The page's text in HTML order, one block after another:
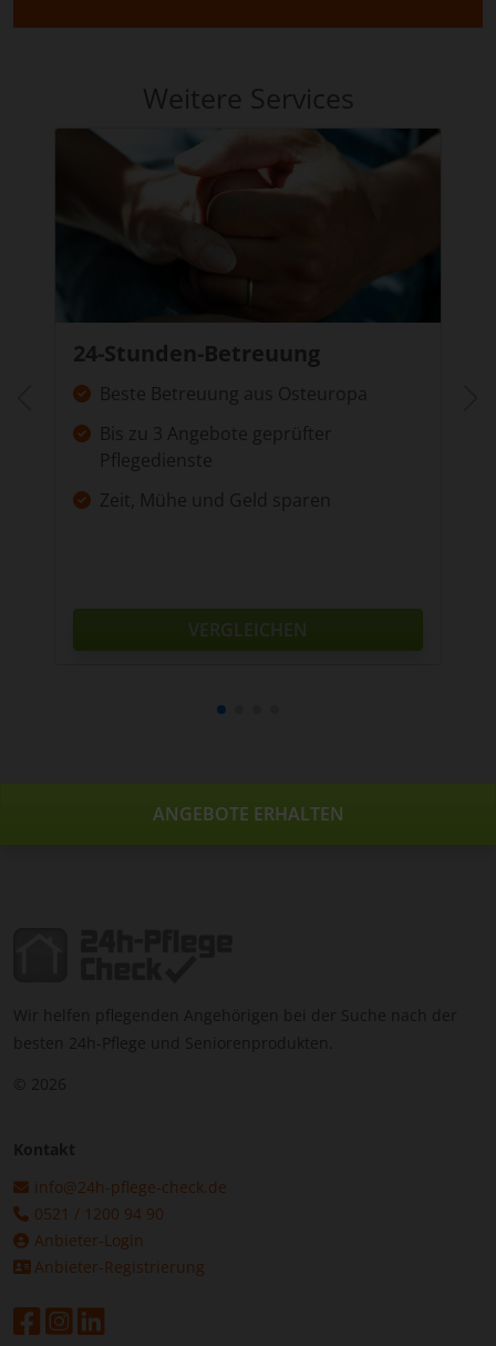
Weitere Services
24-Stunden-Betreuung
Beste Betreuung aus Osteuropa
Bis zu 3 Angebote geprüfter
Pflegedienste
Zeit, Mühe und Geld sparen
VERGLEICHEN
ANGEBOTE ERHALTEN
Wir helfen pflegenden Angehörigen bei der Suche nach der
besten 24h-Pflege und Seniorenprodukten.
Kontakt
info@24h-pflege-check.de
0521 / 1200 94 90
Anbieter-Login
Anbieter-Registrierung